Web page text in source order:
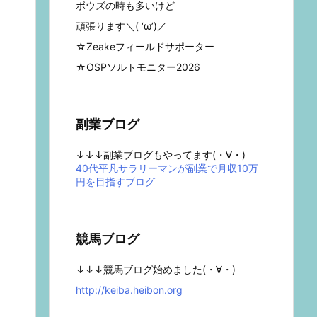
ボウズの時も多いけど
頑張ります＼( ‘ω’)／
☆Zeakeフィールドサポーター
☆OSPソルトモニター2026
副業ブログ
↓↓↓副業ブログもやってます(・∀・)
40代平凡サラリーマンが副業で月収10万
円を目指すブログ
競馬ブログ
↓↓↓競馬ブログ始めました(・∀・)
http://keiba.heibon.org